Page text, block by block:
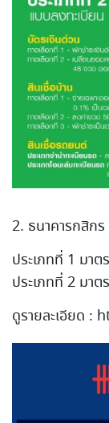
2. ธนาคารกสิกร
ประเภทที่ 1 มาต
ประเภทที่ 2 มาต
ดูรายละเอียด :